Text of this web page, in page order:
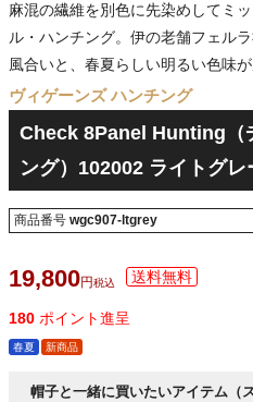
麻混の繊維を別色に先染めしてミ
ル・ハンチング。伊の老舗フェル
風合いと、春夏らしい明るい色味が
ヴィゲーンズ ハンチング
Check 8Panel Hunting（
ング）102002 ライトグレ
商品番号 wgc907-ltgrey
19,800 税込
180 ポイント進呈
春夏 新商品
帽子と一緒に買いたいアイテム（